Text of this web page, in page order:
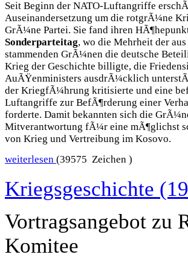
Seit Beginn der NATO-Luftangriffe
Auseinandersetzung um die rotgrÃ¼ne
GrÃ¼ne Partei. Sie fand ihren
Sonderparteitag, wo die Mehrheit der
stammenden GrÃ¼nen die deutsche
Krieg der Geschichte billigte, die
AuÃŸenministers ausdrÃ¼cklich
der KriegfÃ¼hrung kritisierte und eine
Luftangriffe zur BefÃ¶rderung einer
forderte. Damit bekannten sich die
Mitverantwortung fÃ¼r eine mÃ¶glichst
von Krieg und Vertreibung im Kosovo.
weiterlesen (39575 Zeichen )
Kriegsgeschichte
Vortragsangebot zu
Komitee